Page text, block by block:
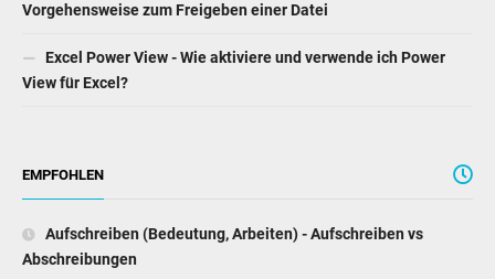
Vorgehensweise zum Freigeben einer Datei
Excel Power View - Wie aktiviere und verwende ich Power
View für Excel?
EMPFOHLEN
Aufschreiben (Bedeutung, Arbeiten) - Aufschreiben vs
Abschreibungen